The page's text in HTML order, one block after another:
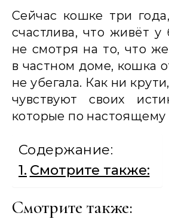
Сейчас кошке три
счастлива, что живёт
не смотря на то, что
в частном доме, кошка
не убегала. Как ни
чувствуют своих
которые по настоящему
Содержание:
Смотрите также:
Смотрите также: